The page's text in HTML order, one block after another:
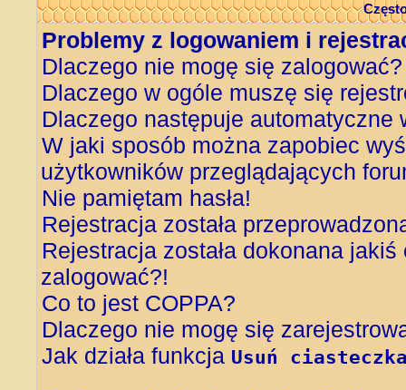
Problemy z logowaniem i
Dlaczego nie mogę się zalogować?
Dlaczego w ogóle muszę się
Dlaczego następuje automatyczne
W jaki sposób można zapobiec
użytkowników przeglądających
Nie pamiętam hasła!
Rejestracja została
Rejestracja została dokonana
zalogować?!
Co to jest COPPA?
Dlaczego nie mogę się
Jak działa funkcja Usuń